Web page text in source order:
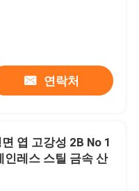
연락처
엽 고강성 2B No 1
인레스 스틸 금속 산